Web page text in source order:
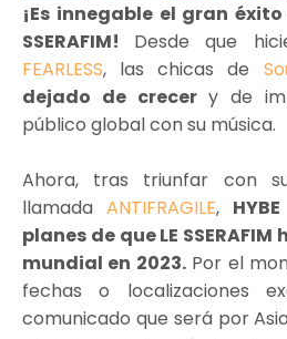
¡Es innegable el gran
SSERAFIM! Desde que
FEARLESS, las chicas de
dejado de crecer y de
público global con su música.
Ahora, tras triunfar con
llamada ANTIFRAGILE,
planes de que LE
mundial en 2023.Por el
fechas o localizaciones
comunicado que será por